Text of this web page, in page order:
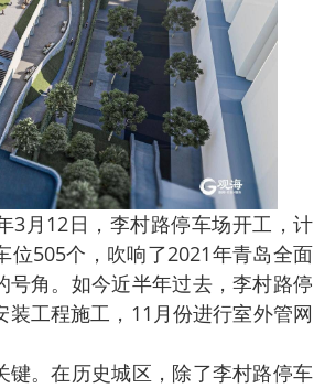
3月12日，李村路停车场开工，计
位505个，吹响了2021年青岛全面
角。如今近半年过去，李村路停
工程施工，11月份进行室外管网
。在历史城区，除了李村路停车